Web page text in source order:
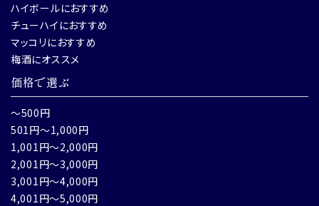
ハイボールにおすすめ
チューハイにおすすめ
マッコリにおすすめ
梅酒にオススメ
価格で選ぶ
～500円
501円～1,000円
1,001円～2,000円
2,001円～3,000円
3,001円～4,000円
4,001円～5,000円